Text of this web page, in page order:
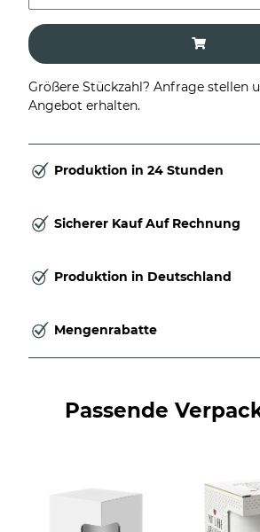
Größere Stückzahl? Anfrage stellen
Angebot erhalten.
Produktion in 24 Stunden
Sicherer Kauf Auf Rechnung
Produktion in Deutschland
Mengenrabatte
Passende